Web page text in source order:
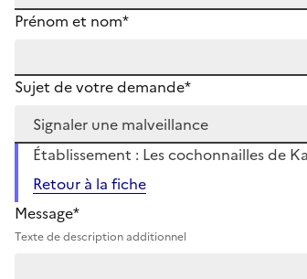
Prénom et nom*
Sujet de votre demande*
Établissement : Les cochonnailles de
Retour à la fiche
Message*
Texte de description additionnel